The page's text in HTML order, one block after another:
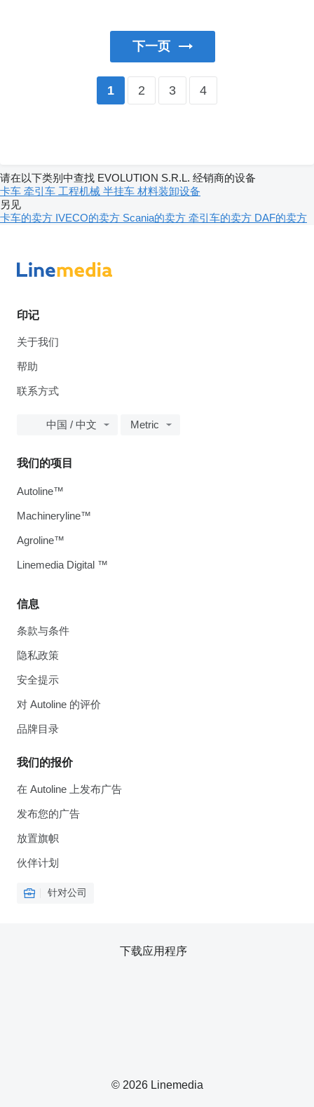
下一页
1 2 3 4
请在以下类别中查找 EVOLUTION S.R.L. 经销商的设备
卡车 牵引车 工程机械 半挂车 材料装卸设备
另见
卡车的卖方 IVECO的卖方 Scania的卖方 牵引车的卖方 DAF的卖方
印记
关于我们
帮助
联系方式
中国 / 中文 Metric
信息
条款与条件
隐私政策
安全提示
对 Autoline 的评价
品牌目录
我们的报价
在 Autoline 上发布广告
发布您的广告
放置旗帜
伙伴计划
针对公司
我们的项目
Autoline™
Machineryline™
Agroline™
Linemedia Digital ™
© 2026 Linemedia
下载应用程序